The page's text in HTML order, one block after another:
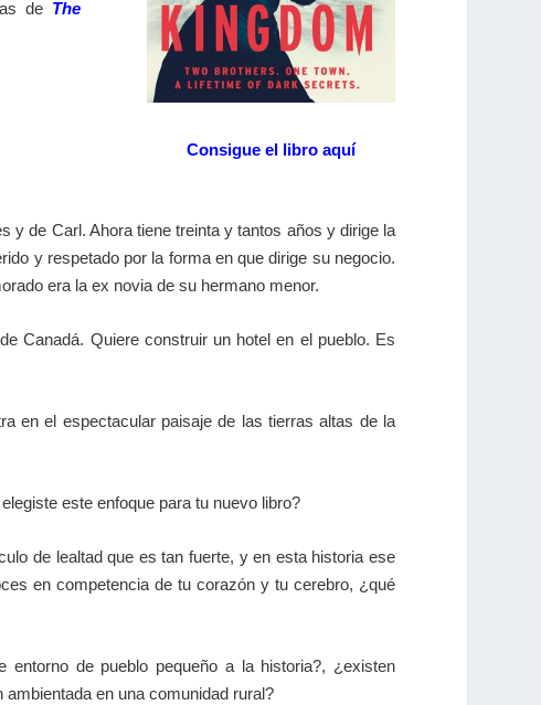
de The
Consigue el libro aquí
y de Carl. Ahora tiene treinta y tantos años y dirige la
y respetado por la forma en que dirige su negocio.
era la ex novia de su hermano menor.
Canadá. Quiere construir un hotel en el pueblo. Es
en el espectacular paisaje de las tierras altas de la
este enfoque para tu nuevo libro?
de lealtad que es tan fuerte, y en esta historia ese
en competencia de tu corazón y tu cerebro, ¿qué
de pueblo pequeño a la historia?, ¿existen
en una comunidad rural?